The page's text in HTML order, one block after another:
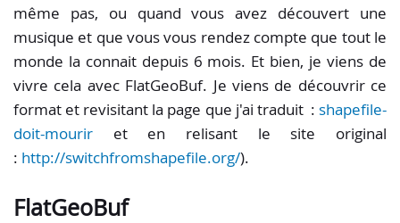
même pas, ou quand vous avez découvert une
musique et que vous vous rendez compte que tout le
monde la connait depuis 6 mois. Et bien, je viens de
vivre cela avec FlatGeoBuf. Je viens de découvrir ce
format et revisitant la page que j'ai traduit : shapefile-
doit-mourir et en relisant le site original
: http://switchfromshapefile.org/).
FlatGeoBuf